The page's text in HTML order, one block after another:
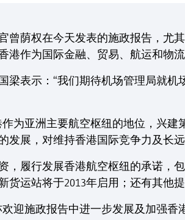
曾荫权在今天发表的施政报告，尤
港作为国际金融、贸易、航运和物流
梁表示：“我们期待机场管理局就
为亚洲主要航空枢纽的地位，兴
发展，对维持香港国际竞争力及长
，履行发展香港航空枢纽的承诺，
货运站将于2013年启用；还有其他
迎施政报告中进一步发展及加强